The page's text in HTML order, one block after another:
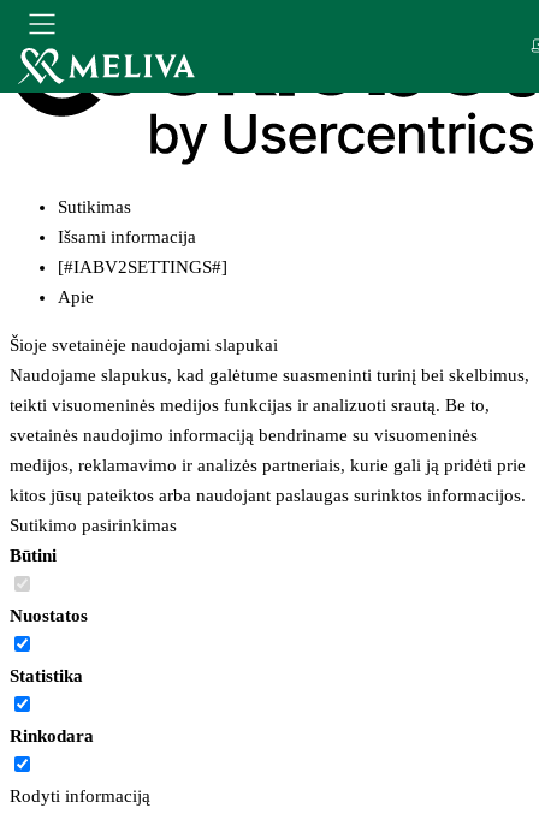
Sutikimas
Išsami informacija
[#IABV2SETTINGS#]
Apie
Šioje svetainėje naudojami slapukai
Naudojame slapukus, kad galėtume suasmeninti turinį bei skelbimus,
teikti visuomeninės medijos funkcijas ir analizuoti srautą. Be to,
svetainės naudojimo informaciją bendriname su visuomeninės
medijos, reklamavimo ir analizės partneriais, kurie gali ją pridėti prie
kitos jūsų pateiktos arba naudojant paslaugas surinktos informacijos.
Sutikimo pasirinkimas
Būtini
Nuostatos
Statistika
Rinkodara
Rodyti informaciją